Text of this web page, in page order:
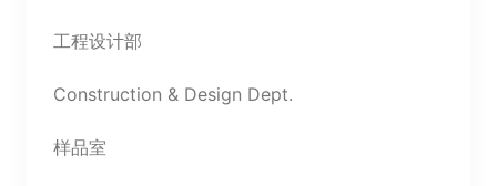
工程设计部
Construction & Design Dept.
样品室